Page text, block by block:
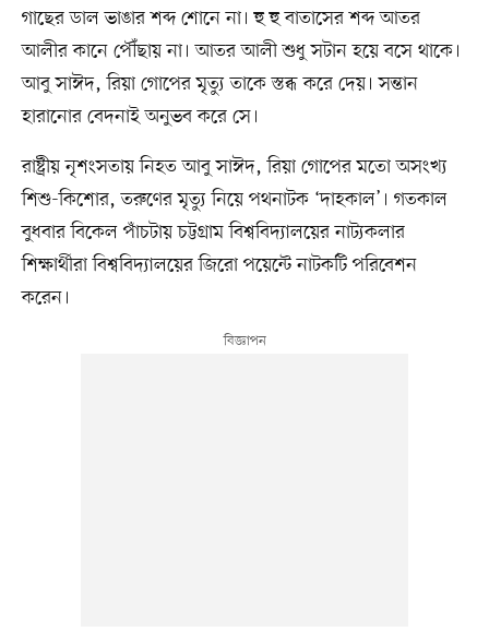
গাছের ডাল ভাঙার শব্দ শোনে না। হু হু বাতাসের শব্দ আতর
আলীর কানে পৌঁছায় না। আতর আলী শুধু সটান হয়ে বসে থাকে।
আবু সাঈদ, রিয়া গোপের মৃত্যু তাকে স্তব্ধ করে দেয়। সন্তান
হারানোর বেদনাই অনুভব করে সে।
রাষ্ট্রীয় নৃশংসতায় নিহত আবু সাঈদ, রিয়া গোপের মতো অসংখ্য
শিশু-কিশোর, তরুণের মৃত্যু নিয়ে পথনাটক ‘দাহকাল’। গতকাল
বুধবার বিকেল পাঁচটায় চট্টগ্রাম বিশ্ববিদ্যালয়ের নাট্যকলার
শিক্ষার্থীরা বিশ্ববিদ্যালয়ের জিরো পয়েন্টে নাটকটি পরিবেশন
করেন।